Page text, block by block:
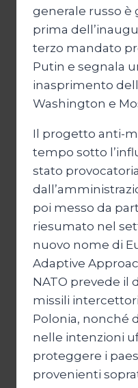
generale russo è
prima
terzo mandato
Putin e segnala
inasprimento
Washington e
Il progetto anti-
tempo sotto
stato
poi messo da
riesumato nel
nuovo nome di
Adaptive
NATO prevede il
missili
Polonia, nonché
nelle intenzioni
proteggere i
provenienti